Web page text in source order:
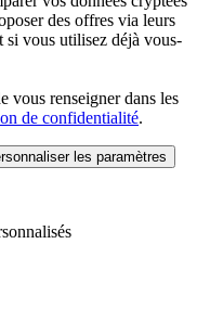
des offres via leurs
si vous utilisez déjà vous-
vous renseigner dans les
de confidentialité.
les paramètres